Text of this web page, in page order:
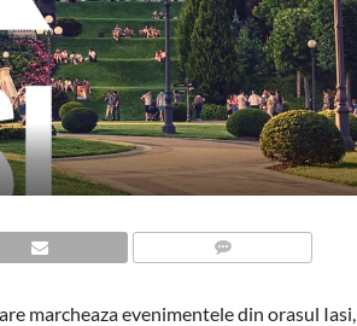
marcheaza evenimentele din orasul Iasi,